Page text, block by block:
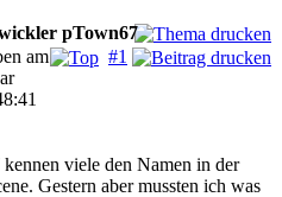
pTown67
#1
am
viele den Namen in der
Gestern aber mussten ich was